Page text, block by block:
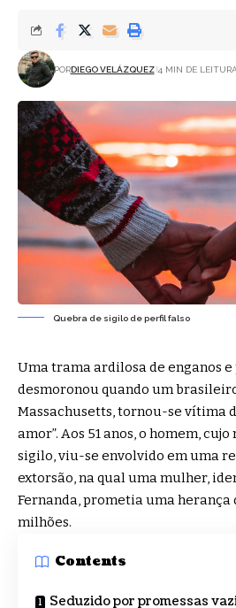
PORDIEGO VELÁZQUEZ 4 MIN DE LEITURA
Quebra de sigilo de perfil falso
Uma trama ardilosa de enganos e
desmoronou quando um
Massachusetts, tornou-se vítima
amor”. Aos 51 anos, o homem,
sigilo, viu-se envolvido em uma
extorsão, na qual uma mulher,
Fernanda, prometia uma herança
milhões.
Contents
Seduzido por promessas